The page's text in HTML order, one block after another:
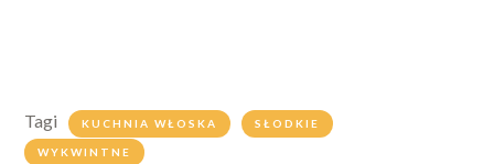
Tagi KUCHNIA WŁOSKA SŁODKIE
WYKWINTNE